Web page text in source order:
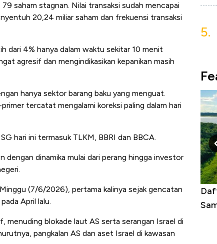
saham stagnan. Nilai transaksi sudah mencapai
20,24 miliar saham dan frekuensi transaksi
dari 4% hanya dalam waktu sekitar 10 menit
agresif dan mengindikasikan kepanikan masih
hanya sektor barang baku yang menguat.
tercatat mengalami koreksi paling dalam hari
hari ini termasuk TLKM, BBRI dan BBCA.
dengan dinamika mulai dari perang hingga investor
(7/6/2026), pertama kalinya sejak gencatan
April lalu.
menuding blokade laut AS serta serangan Israel di
pangkalan AS dan aset Israel di kawasan
5.
Korsel atasi Panas Tanpa ACDaftar Sungai
Sampai Ribuan